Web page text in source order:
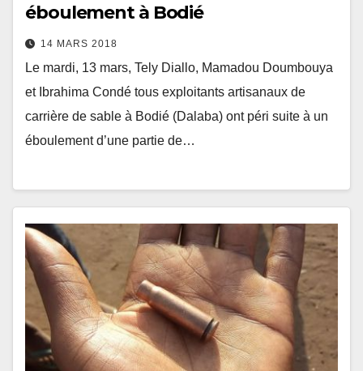
éboulement à Bodié
14 MARS 2018
Le mardi, 13 mars, Tely Diallo, Mamadou Doumbouya
et Ibrahima Condé tous exploitants artisanaux de
carrière de sable à Bodié (Dalaba) ont péri suite à un
éboulement d’une partie de…